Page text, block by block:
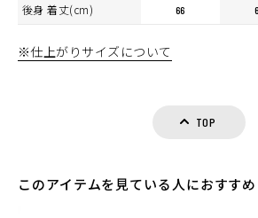
後身 着丈(cm) 66
※仕上がりサイズについて
TOP
M
¥6,050
(税込)
M
¥6,050(税込)
このアイテムを見ている人におすすめ